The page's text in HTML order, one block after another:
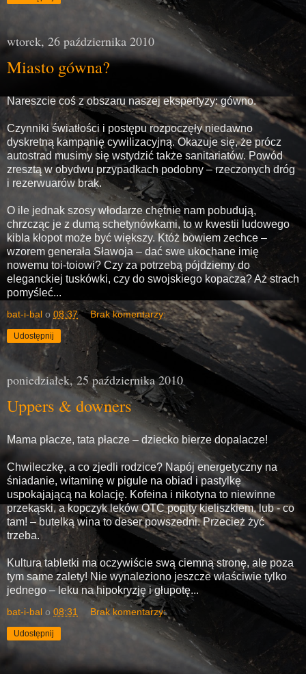
wtorek, 26 października 2010
Miasto gówna?
Nareszcie coś z obszaru naszej ekspertyzy: gówno.
Czynniki światłości i postępu rozpoczęły niedawno
dyskretną kampanię cywilizacyjną. Okazuje się, że prócz
autostrad musimy się wstydzić także sanitariatów. Powód
zresztą w obydwu przypadkach podobny – rzeczonych dróg
i rezerwuarów brak.
O ile jednak szosy włodarze chętnie nam pobudują,
chrzcząc je z dumą schetynówkami, to w kwestii ludowego
kibla kłopot może być większy. Któż bowiem zechce –
wzorem generała Sławoja – dać swe ukochane imię
nowemu toi-toiowi? Czy za potrzebą pójdziemy do
eleganckiej tuskówki, czy do swojskiego kopacza? Aż strach
pomyśleć...
bat-i-bal o 08:37 Brak komentarzy:
Udostępnij
poniedziałek, 25 października 2010
Uppers & downers
Mama płacze, tata płacze – dziecko bierze dopalacze!
Chwileczkę, a co zjedli rodzice? Napój energetyczny na
śniadanie, witaminę w pigule na obiad i pastylkę
uspokajającą na kolację. Kofeina i nikotyna to niewinne
przekąski, a kopczyk leków OTC popity kieliszkiem, lub - co
tam! – butelką wina to deser powszedni. Przecież żyć
trzeba.
Kultura tabletki ma oczywiście swą ciemną stronę, ale poza
tym same zalety! Nie wynaleziono jeszcze właściwie tylko
jednego – leku na hipokryzję i głupotę...
bat-i-bal o 08:31 Brak komentarzy:
Udostępnij